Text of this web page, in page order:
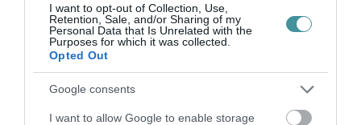
I want to opt-out of Collection, Use,
Retention, Sale, and/or Sharing of my
Personal Data that Is Unrelated with the
Purposes for which it was collected.
Opted Out
Google consents
I want to allow Google to enable storage
Ahogy arról hétfőn beszámoltunk, a
Momentum Mozgalom országos
akciójának részeként a párt megyei
szervezete Egerben is átragasztott több
kormányzati propagandaplakátot. Ahogy a
párt portálunkhoz el...